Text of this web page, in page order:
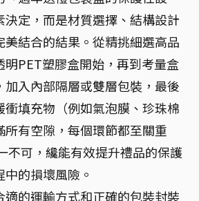
決定，而是材質選擇、結構設計
美結合的結果。從精挑細選高品
明PET塑膠盒開始，再到考量盒
加入內部隔層或雙層包裝，最後
填充物（例如氣泡膜、珍珠棉
所有空隙，每個環節都至關重
不可，纔能有效提升禮品的保護
的損壞風險。
適的運輸方式和正確的包裝封裝